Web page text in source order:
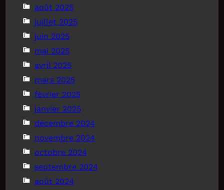
août 2025
juillet 2025
juin 2025
mai 2025
avril 2025
mars 2025
février 2025
janvier 2025
décembre 2024
novembre 2024
octobre 2024
septembre 2024
août 2024